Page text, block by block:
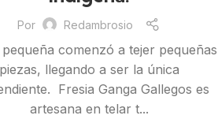
Por Redambrosio
pequeña comenzó a tejer pequeñas
piezas, llegando a ser la única
Fresia Ganga Gallegos es
artesana en telar t...